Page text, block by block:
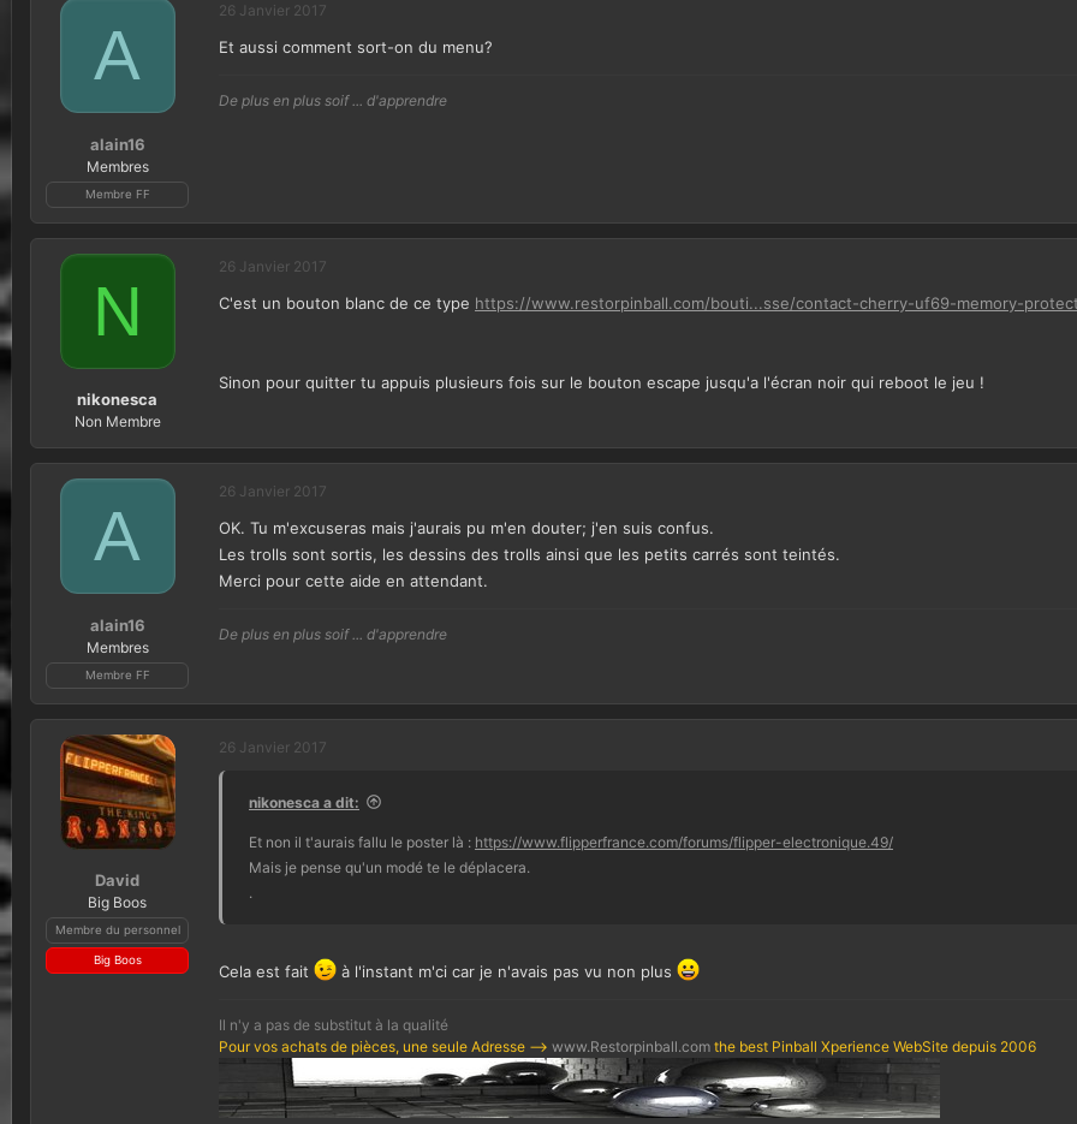
A
alain16
Membres
Membre FF
26 Janvier 2017
Et aussi comment sort-on du menu?
De plus en plus soif ... d'apprendre
N
nikonesca
Non Membre
26 Janvier 2017
C'est un bouton blanc de ce type https://www.restorpinball.com/bouti...sse/contact-cherry-uf69-memory-
Sinon pour quitter tu appuis plusieurs fois sur le bouton escape jusqu'a l'écran noir qui reboot le jeu !
A
alain16
Membres
Membre FF
26 Janvier 2017
OK. Tu m'excuseras mais j'aurais pu m'en douter; j'en suis confus.
Les trolls sont sortis, les dessins des trolls ainsi que les petits carrés sont teintés.
Merci pour cette aide en attendant.
De plus en plus soif ... d'apprendre
David
Big Boos
Membre du personnel
Big Boos
26 Janvier 2017
nikonesca a dit:
Et non il t'aurais fallu le poster là : https://www.flipperfrance.com/forums/flipper-electronique.49/
Mais je pense qu'un modé te le déplacera.
.
Cela est fait à l'instant m'ci car je n'avais pas vu non plus
Il n'y a pas de substitut à la qualité
Pour vos achats de pièces, une seule Adresse --> www.Restorpinball.com the best Pinball Xperience WebSite depuis 2006